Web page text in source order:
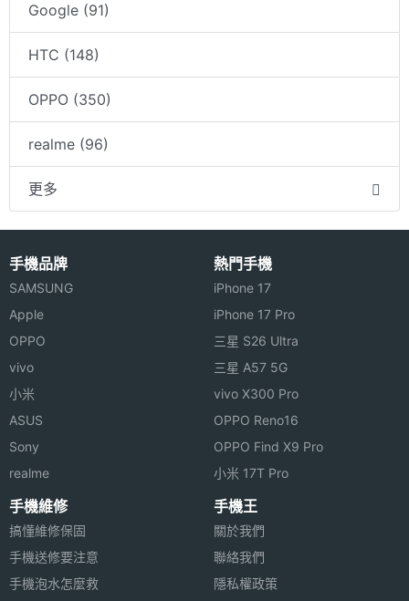
Google (91)
HTC (148)
OPPO (350)
realme (96)
更多
手機品牌
SAMSUNG
Apple
OPPO
vivo
小米
ASUS
Sony
realme
熱門手機
iPhone 17
iPhone 17 Pro
三星 S26 Ultra
三星 A57 5G
vivo X300 Pro
OPPO Reno16
OPPO Find X9 Pro
小米 17T Pro
手機維修
搞懂維修保固
手機送修要注意
手機泡水怎麼救
手機王
關於我們
聯絡我們
隱私權政策